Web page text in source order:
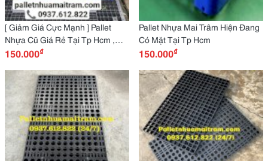
[ Giảm Giá Cực Mạnh ] Pallet
Nhựa Cũ Giá Rẻ Tại Tp Hcm ,
Vận Chuyển Tận Nơi Liên Hệ
150.000₫
Pallet Nhựa Mai Trâm Hiện Đang
Có Mặt Tại Tp Hcm
150.000₫